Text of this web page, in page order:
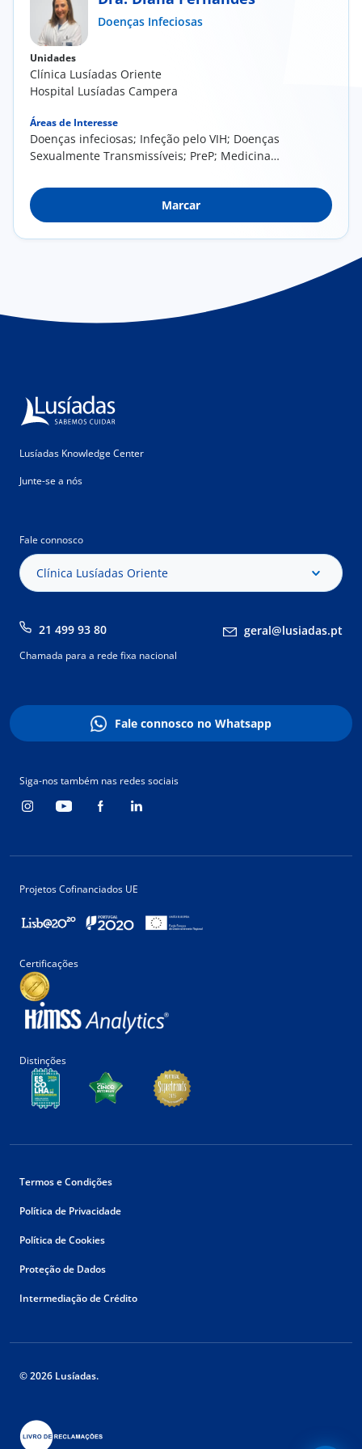
Sport
a nós
Doenças Infeciosas
Unidades
Clínica Lusíadas Oriente
Hospital Lusíadas Campera
Áreas de Interesse
Doenças infeciosas; Infeção pelo VIH; Doenças
Sexualmente Transmissíveis; PreP; Medicina
Marcar
Lusíadas Knowledge Center
Junte-se a nós
Fale connosco
Clínica Lusíadas Oriente
21 499 93 80 geral@lusiadas.pt
Chamada para a rede fixa nacional
Fale connosco no Whatsapp
Siga-nos também nas redes sociais
Projetos Cofinanciados UE
Certificações
Distinções
Termos e Condições
Política de Privacidade
Política de Cookies
Proteção de Dados
Intermediação de Crédito
© 2026 Lusíadas.